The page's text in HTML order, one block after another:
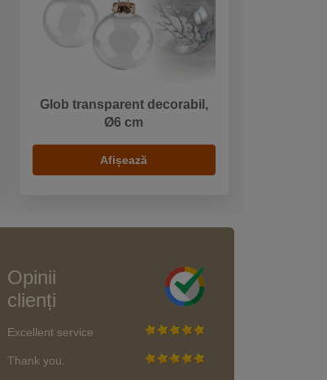
Glob transparent decorabil,
Ø6 cm
Afișează
Opinii
clienți
Excellent service
Thank you.